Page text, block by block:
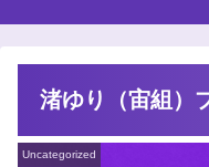
渚ゆり（宙組）
Uncategorized